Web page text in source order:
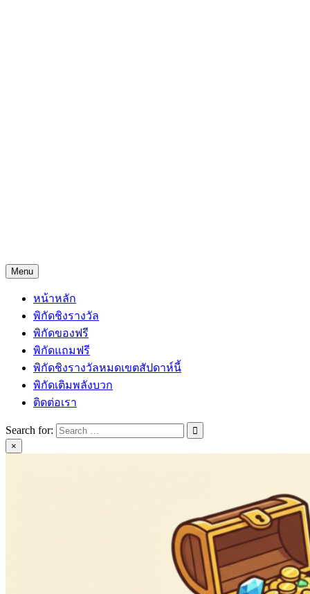
Menu
หน้าหลัก
พิกัดชิงรางวัล
พิกัดของฟรี
พิกัดแถมฟรี
พิกัดชิงรางวัลหมดเขตสัปดาห์นี้
พิกัดเติมพลังบวก
ติดต่อเรา
Search for:
×